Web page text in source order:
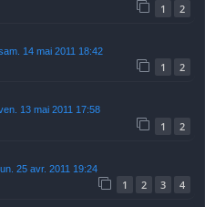
1 2
14 mai 2011 18:42
1 2
13 mai 2011 17:58
1 2
25 avr. 2011 19:24
1 2 3 4